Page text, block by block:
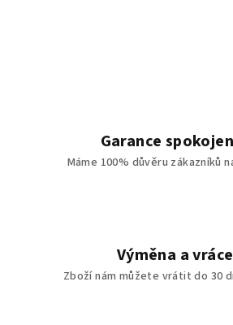
Garance
Máme 100% důvěru zákazníků
Výměna a
Zboží nám můžete vrátit do 30